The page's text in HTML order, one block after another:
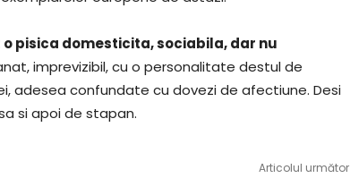
pisica domesticita, sociabila, dar nu
imprevizibil, cu o personalitate destul de
adesea confundate cu dovezi de afectiune. Desi
si apoi de stapan.
Articolul următor